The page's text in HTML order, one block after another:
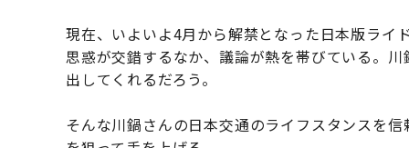
現在、いよいよ4月から解禁となった日本版ライ
思惑が交錯するなか、議論が熱を帯びている。
出してくれるだろう。
そんな川鍋さんの日本交通のライフスタンスを